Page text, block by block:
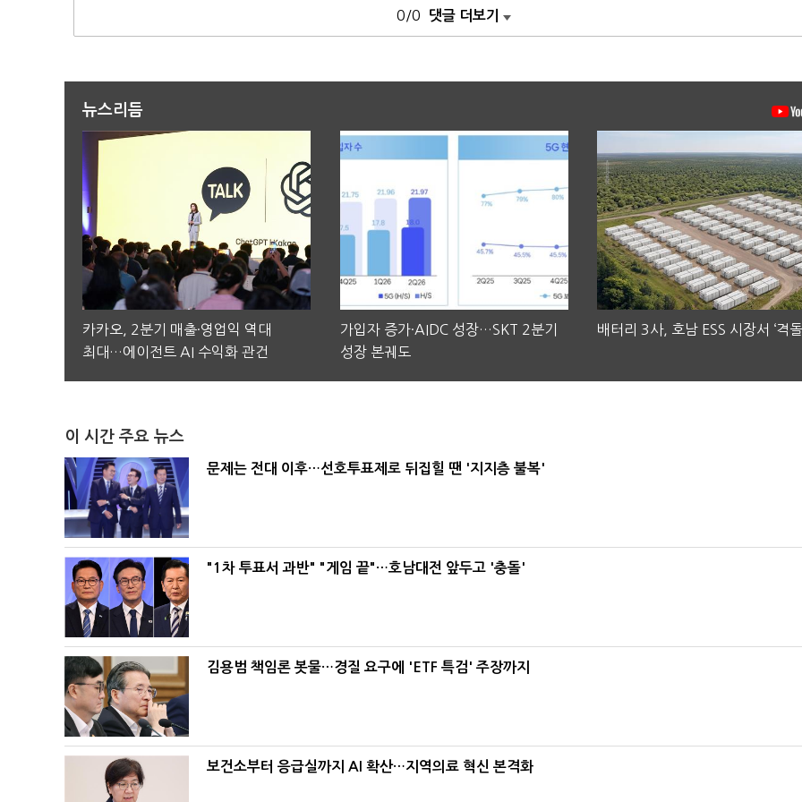
0/0 댓글 더보기
뉴스리듬
카카오, 2분기 매출·영업익 역대
최대…에이전트 AI 수익화 관건
가입자 증가·AIDC 성장…SKT 2분기
성장 본궤도
배터리 3사, 호남 ESS 시장서 ‘격돌
이 시간 주요 뉴스
문제는 전대 이후…선호투표제로 뒤집힐 땐 '지지층 불복'
"1차 투표서 과반" "게임 끝"…호남대전 앞두고 '충돌'
김용범 책임론 봇물…경질 요구에 'ETF 특검' 주장까지
보건소부터 응급실까지 AI 확산…지역의료 혁신 본격화